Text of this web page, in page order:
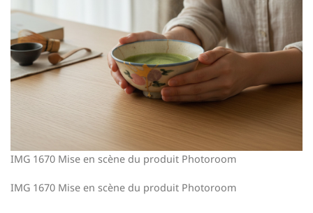
IMG 1670 Mise en scène du produit Photoroom
IMG 1670 Mise en scène du produit Photoroom